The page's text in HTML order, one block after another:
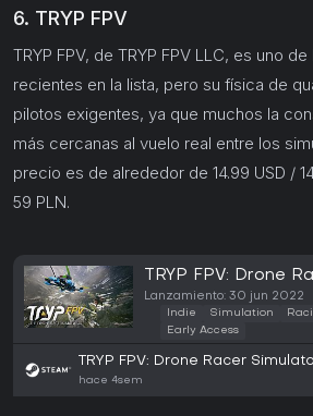
6. TRYP FPV
TRYP FPV, de TRYP FPV LLC, es uno
recientes en la lista, pero su física de
pilotos exigentes, ya que muchos la
más cercanas al vuelo real entre los
precio es de alrededor de 14.99 USD /
59 PLN.
TRYP FPV: Drone
(PC)
Lanzamiento: 30 jun 2022
Indie Simulation
Early Access
TRYP FPV: Drone Racer
hace 4sem